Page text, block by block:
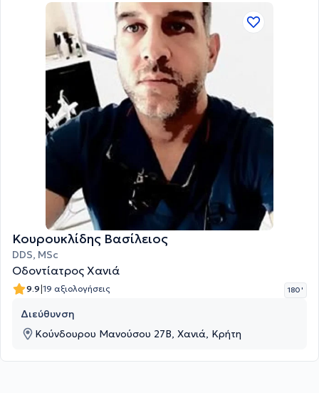
Κουρουκλίδης Βασίλειος
DDS, MSc
Οδοντίατρος Χανιά
9.9|19 αξιολογήσεις 180 '
Διεύθυνση
Κούνδουρου Μανούσου 27Β, Χανιά, Κρήτη